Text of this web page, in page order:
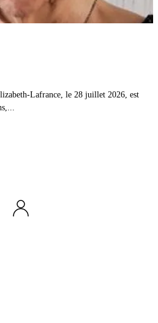
Lafrance, le 28 juillet 2026, est